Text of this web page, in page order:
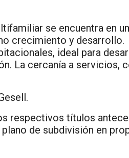
se encuentra en
crecimiento y desarrollo.
ideal para
La cercanía a servicios,
respectivos títulos
de subdivisión en